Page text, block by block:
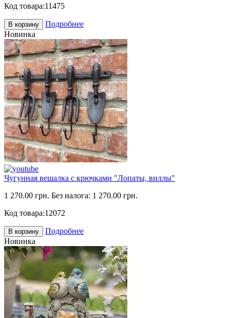
Код товара:11475
В корзину
Подробнее
Новинка
Чугунная вешалка с крючками "Лопаты, виллы"
1 270.00 грн. Без налога: 1 270.00 грн.
Код товара:12072
В корзину
Подробнее
Новинка